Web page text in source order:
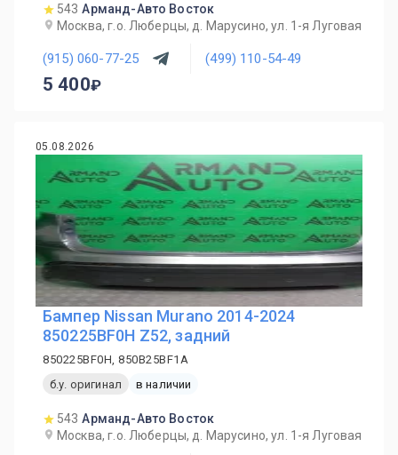
543 Арманд-Авто Восток
Москва, г.о. Люберцы, д. Марусино, ул. 1-я Луговая
(915) 060-77-25 (499) 110-54-49
5 400
05.08.2026
Бампер Nissan Murano 2014-2024
850225BF0H Z52, задний
850225BF0H, 850B25BF1A
б.у. оригинал
в наличии
543 Арманд-Авто Восток
Москва, г.о. Люберцы, д. Марусино, ул. 1-я Луговая